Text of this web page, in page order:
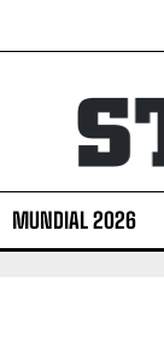
MUNDIAL 2026